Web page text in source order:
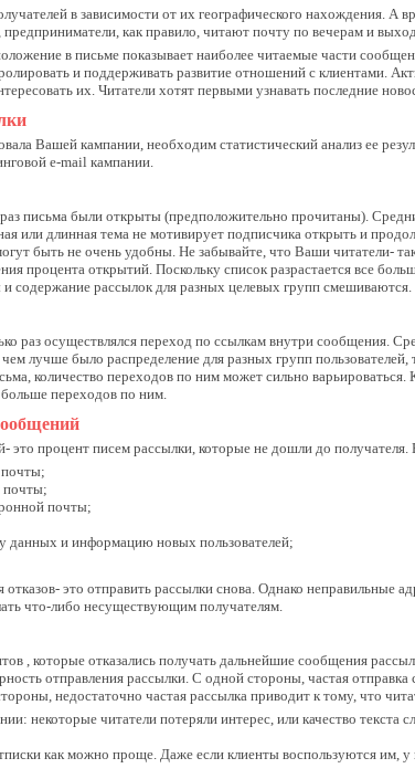
в зависимости от их географического нахождения.
как правило, читают почту по вечерам и
в письме показывает наиболее читаемые части
и поддерживать развитие отношений с клиентами.
их. Читатели хотят первыми узнавать последние
Вашей кампании, необходим статистический анализ ее
e-mail кампании.
письма были открыты (предположительно прочитаны).
или длинная тема не мотивирует подписчика открыть и
быть не очень удобны. Не забывайте, что Ваши читатели-
процента открытий. Поскольку список разрастается все
и содержание рассылок для разных целевых групп смешиваются.
раз осуществлялся переход по ссылкам внутри сообщения.
лучше было распределение для разных групп
количество переходов по ним может сильно
переходов по ним.
это процент писем рассылки, которые не дошли до
почты;
почты;
почты;
данных и информацию новых пользователей;
это отправить рассылки снова. Однако неправильные
что-либо несуществующим получателям.
, которые отказались получать дальнейшие сообщения
отправления рассылки. С одной стороны, частая
недостаточно частая рассылка приводит к тому, что
некоторые читатели потеряли интерес, или качество текста
как можно проще. Даже если клиенты воспользуются им,